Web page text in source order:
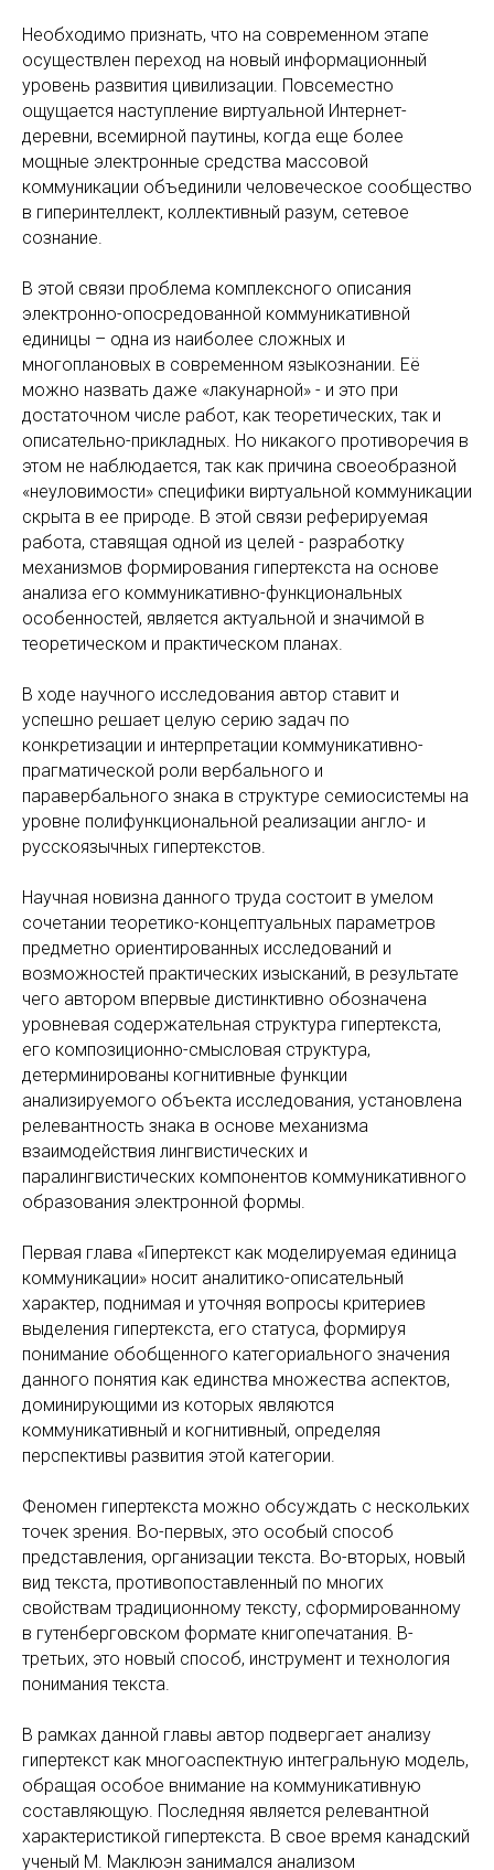
Необходимо признать, что на современном этапе
осуществлен переход на новый информационный
уровень развития цивилизации. Повсеместно
ощущается наступление виртуальной Интернет-
деревни, всемирной паутины, когда еще более
мощные электронные средства массовой
коммуникации объединили человеческое сообщество
в гиперинтеллект, коллективный разум, сетевое
сознание.
В этой связи проблема комплексного описания
электронно-опосредованной коммуникативной
единицы – одна из наиболее сложных и
многоплановых в современном языкознании. Её
можно назвать даже «лакунарной» - и это при
достаточном числе работ, как теоретических, так и
описательно-прикладных. Но никакого противоречия в
этом не наблюдается, так как причина своеобразной
«неуловимости» специфики виртуальной коммуникации
скрыта в ее природе. В этой связи реферируемая
работа, ставящая одной из целей - разработку
механизмов формирования гипертекста на основе
анализа его коммуникативно-функциональных
особенностей, является актуальной и значимой в
теоретическом и практическом планах.
В ходе научного исследования автор ставит и
успешно решает целую серию задач по
конкретизации и интерпретации коммуникативно-
прагматической роли вербального и
паравербального знака в структуре семиосистемы на
уровне полифункциональной реализации англо- и
русскоязычных гипертекстов.
Научная новизна данного труда состоит в умелом
сочетании теоретико-концептуальных параметров
предметно ориентированных исследований и
возможностей практических изысканий, в результате
чего автором впервые дистинктивно обозначена
уровневая содержательная структура гипертекста,
его композиционно-смысловая структура,
детерминированы когнитивные функции
анализируемого объекта исследования, установлена
релевантность знака в основе механизма
взаимодействия лингвистических и
паралингвистических компонентов коммуникативного
образования электронной формы.
Первая глава «Гипертекст как моделируемая единица
коммуникации» носит аналитико-описательный
характер, поднимая и уточняя вопросы критериев
выделения гипертекста, его статуса, формируя
понимание обобщенного категориального значения
данного понятия как единства множества аспектов,
доминирующими из которых являются
коммуникативный и когнитивный, определяя
перспективы развития этой категории.
Феномен гипертекста можно обсуждать с нескольких
точек зрения. Во-первых, это особый способ
представления, организации текста. Во-вторых, новый
вид текста, противопоставленный по многих
свойствам традиционному тексту, сформированному
в гутенберговском формате книгопечатания. В-
третьих, это новый способ, инструмент и технология
понимания текста.
В рамках данной главы автор подвергает анализу
гипертекст как многоаспектную интегральную модель,
обращая особое внимание на коммуникативную
составляющую. Последняя является релевантной
характеристикой гипертекста. В свое время канадский
ученый М. Маклюэн занимался анализом